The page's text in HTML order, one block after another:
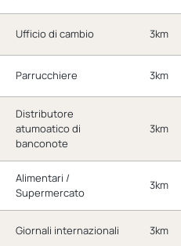
Ufficio di cambio 3km
Parrucchiere 3km
Distributore
atumoatico di
banconote
3km
Alimentari /
Supermercato
3km
Giornali internazionali 3km